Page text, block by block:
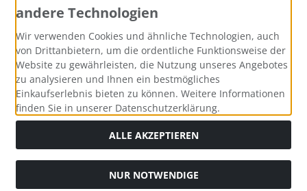
Zahlungsmethoden
Social Media
andere Technologien
Wir verwenden Cookies und ähnliche Technologien, auch
von Drittanbietern, um die ordentliche Funktionsweise der
Website zu gewährleisten, die Nutzung unseres Angebotes
zu analysieren und Ihnen ein bestmögliches
Einkaufserlebnis bieten zu können. Weitere Informationen
finden Sie in unserer Datenschutzerklärung.
ALLE AKZEPTIEREN
NUR NOTWENDIGE